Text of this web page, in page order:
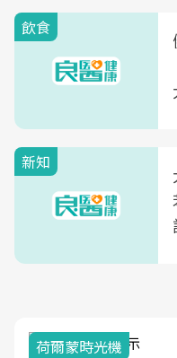
飲食
新知
荷爾蒙時光機